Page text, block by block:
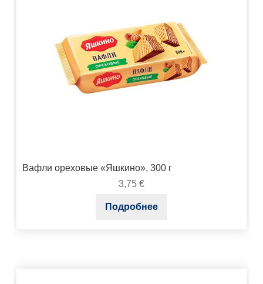
Вафли ореховые «Яшкино», 300 г
3,75 €
Подробнее